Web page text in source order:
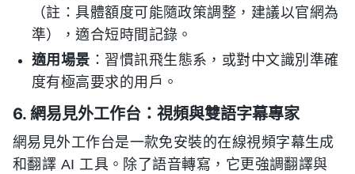
（註：具體額度可能隨政策調整，建議以官網為
準），適合短時間記錄。
適用場景 ：習慣訊飛生態系，或對中文識別準確
度有極高要求的用戶。
6. 網易見外工作台：視頻與雙語字幕專家
網易見外工作台是一款免安裝的在線視頻字幕生成
和翻譯 AI 工具。除了語音轉寫，它更強調翻譯與